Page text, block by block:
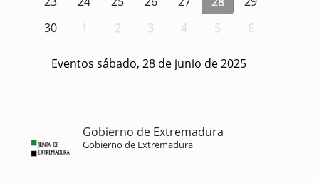
30
1 2 3 4 5 6
Eventos sábado, 28 de junio de 2025
Gobierno de Extremadura
Gobierno de Extremadura